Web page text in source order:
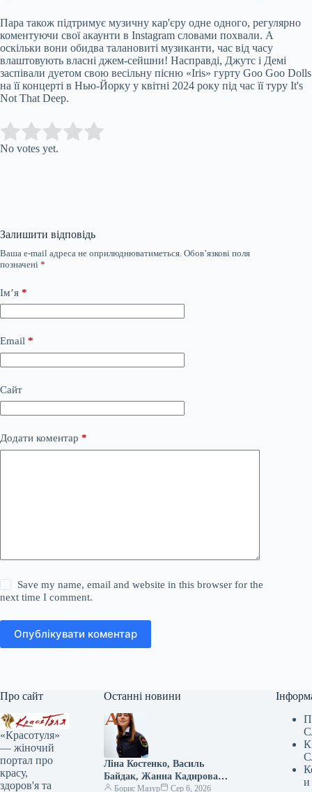
Пара також підтримує музичну кар'єру одне одного, регулярно
коментуючи свої акаунти в Instagram словами похвали. А
оскільки вони обидва талановиті музиканти, час від часу
влаштовують власні джем-сейшни! Насправді, Джутс і Демі
заспівали дуетом свою весільну пісню «Iris» гурту Goo Goo Dolls
на її концерті в Нью-Йорку у квітні 2024 року під час її туру It's
Not That Deep.
Rate this item:
No votes yet.
Залишити відповідь
Ваша e-mail адреса не оприлюднюватиметься. Обов’язкові поля
позначені *
Ім’я *
Email *
Сайт
Додати коментар *
Save my name, email and website in this browser for the
next time I comment.
Опублікувати коментар
Про сайт
«Красотуля»
— жіночий
портал про
красу,
здоров'я та
Останні новини
Ліна Костенко, Василь
Байдак, Жанна Кадирова
долучилися до масштабного
Борис Мазур Сер 6, 2026
и